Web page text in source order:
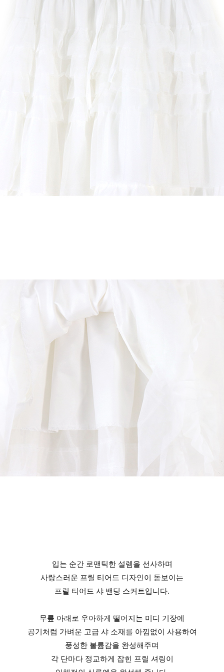
입는 순간 로맨틱한 설렘을 선사하며
사랑스러운 프릴 티어드 디자인이 돋보이는
프릴 티어드 샤 밴딩 스커트입니다.
무릎 아래로 우아하게 떨어지는 미디 기장에
공기처럼 가벼운 고급 샤 소재를 아낌없이 사용하여
풍성한 볼륨감을 완성해주며
각 단마다 정교하게 잡힌 프릴 셔링이